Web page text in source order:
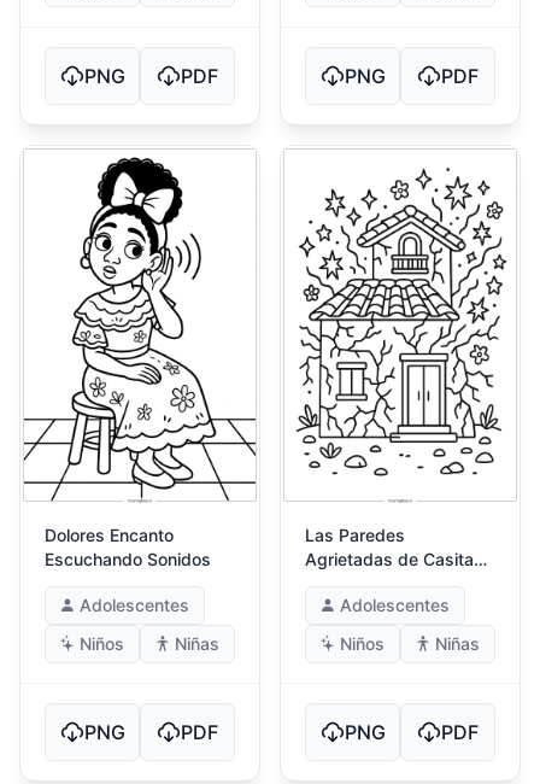
PNG PDF PNG PDF
Dolores Encanto
Escuchando Sonidos
Adolescentes
Niños
Niñas
PNG PDF
Las Paredes
Agrietadas de Casita
en Encanto
Adolescentes
Niños
Niñas
PNG PDF